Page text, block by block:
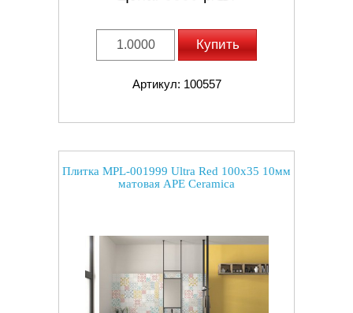
Купить
Артикул: 100557
Плитка MPL-001999 Ultra Red 100x35 10мм
матовая APE Ceramica